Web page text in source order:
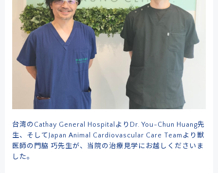
台湾のCathay General HospitalよりDr. You-Chun Huang先
生、そしてJapan Animal Cardiovascular Care Teamより獣
医師の門脇 巧先生が、当院の治療見学にお越しくださいま
した。